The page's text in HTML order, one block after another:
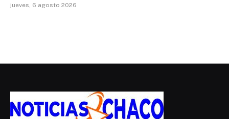
jueves, 6 agosto 2026